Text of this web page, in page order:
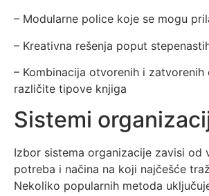
– Modularne police koje se mogu
– Kreativna rešenja poput
– Kombinacija otvorenih i zatvorenih
različite tipove knjiga
Sistemi
Izbor sistema organizacije zavisi od
potreba i načina na koji najčešće
Nekoliko popularnih metoda